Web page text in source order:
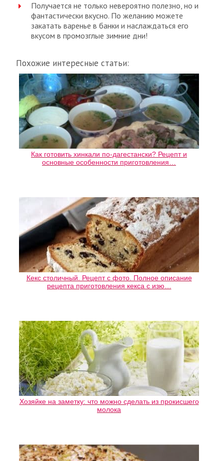
Получается не только невероятно полезно, но и
фантастически вкусно. По желанию можете
закатать варенье в банки и наслаждаться его
вкусом в промозглые зимние дни!
Похожие интересные статьи:
Как готовить хинкали по-дагестански? Рецепт и
основные особенности приготовления…
Кекс столичный. Рецепт с фото. Полное описание
рецепта приготовления кекса с изю…
Хозяйке на заметку: что можно сделать из прокисшего
молока